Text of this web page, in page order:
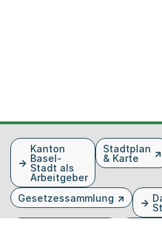
FusszeileKanton
Basel-
Stadt als
Arbeitgeber
Stadtplan
& Karte
Gesetzessammlung